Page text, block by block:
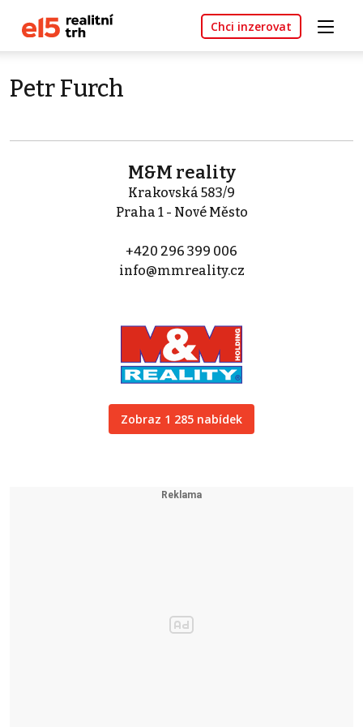
Chci inzerovat
Petr Furch
M&M reality
Krakovská 583/9
Praha 1 - Nové Město
+420 296 399 006
info@mmreality.cz
Zobraz 1 285 nabídek